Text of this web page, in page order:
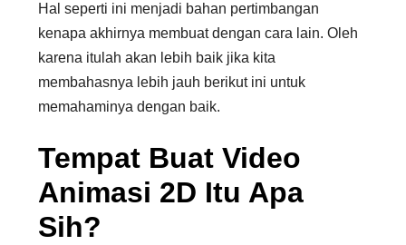
Hal seperti ini menjadi bahan pertimbangan
kenapa akhirnya membuat dengan cara lain. Oleh
karena itulah akan lebih baik jika kita
membahasnya lebih jauh berikut ini untuk
memahaminya dengan baik.
Tempat Buat Video
Animasi 2D Itu Apa
Sih?